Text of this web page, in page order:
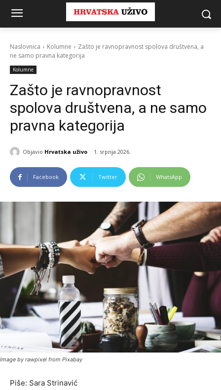
Naslovnica Kolumne
Zašto je ravnopravnost spolova društvena, a
ne samo pravna kategorija
Kolumne
Zašto je ravnopravnost
spolova društvena, a ne samo
pravna kategorija
Objavio Hrvatska uživo 1. srpnja 2026.
Facebook Twitter WhatsApp
Image by rawpixel from Pixabay
Piše: Sara Strinavić